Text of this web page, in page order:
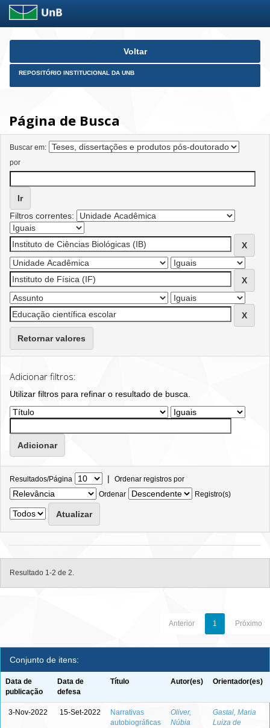
Skip
Voltar
REPOSITÓRIO INSTITUCIONAL DA UNB
Página de Busca
Buscar em:
por
Filtros correntes:
Retornar valores
Adicionar filtros:
Utilizar filtros para refinar o resultado de busca.
Resultados/Página | Ordenar registros por
Ordenar
Registro(s)
Resultado 1-2 de 2.
Anterior 1 Próximo
Conjunto de itens:
Data de
publicação
Data de
defesa
Título Autor(es) Orientador(es)
3-Nov-2022 15-Set-2022
Narrativas
autobiográficas
Oliver,
Núbia
Gastal, Maria
Luiza de